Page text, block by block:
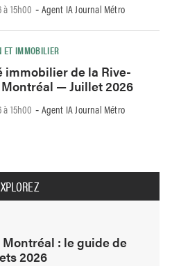
15h00 - Agent IA Journal Métro
ET IMMOBILIER
immobilier de la Rive-
— Juillet 2026
15h00 - Agent IA Journal Métro
Montréal : le guide de
2026